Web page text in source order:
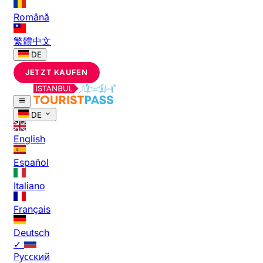
Română
繁體中文
DE
JETZT KAUFEN
DE
English
Español
Italiano
Français
Deutsch
✓
Русский